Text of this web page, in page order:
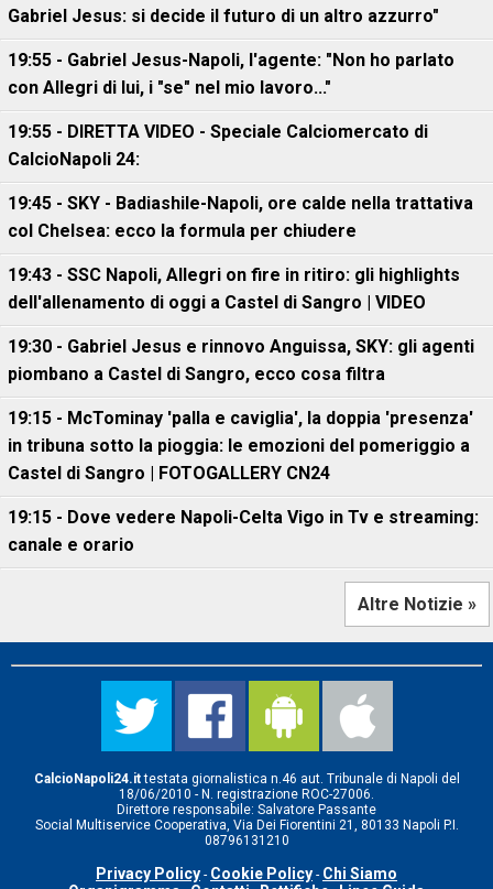
Gabriel Jesus: si decide il futuro di un altro azzurro"
19:55 - Gabriel Jesus-Napoli, l'agente: "Non ho parlato
con Allegri di lui, i "se" nel mio lavoro..."
19:55 - DIRETTA VIDEO - Speciale Calciomercato di
CalcioNapoli 24:
19:45 - SKY - Badiashile-Napoli, ore calde nella trattativa
col Chelsea: ecco la formula per chiudere
19:43 - SSC Napoli, Allegri on fire in ritiro: gli highlights
dell'allenamento di oggi a Castel di Sangro | VIDEO
19:30 - Gabriel Jesus e rinnovo Anguissa, SKY: gli agenti
piombano a Castel di Sangro, ecco cosa filtra
19:15 - McTominay 'palla e caviglia', la doppia 'presenza'
in tribuna sotto la pioggia: le emozioni del pomeriggio a
Castel di Sangro | FOTOGALLERY CN24
19:15 - Dove vedere Napoli-Celta Vigo in Tv e streaming:
canale e orario
Altre Notizie »
CalcioNapoli24.ittestata giornalistica n.46 aut. Tribunale di Napoli del
18/06/2010 - N. registrazione ROC-27006.
Direttore responsabile: Salvatore Passante
Social Multiservice Cooperativa, Via Dei Fiorentini 21, 80133 Napoli P.I.
08796131210
Privacy Policy - Cookie Policy - Chi Siamo